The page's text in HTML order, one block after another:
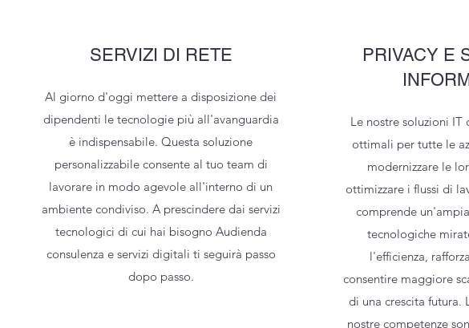
SERVIZI DI RETE
Al giorno d'oggi mettere a disposizione dei
dipendenti le tecnologie più all'avanguardia
è indispensabile. Questa soluzione
personalizzabile consente al tuo team di
lavorare in modo agevole all'interno di un
ambiente condiviso. A prescindere dai servizi
tecnologici di cui hai bisogno Audienda
consulenza e servizi digitali ti seguirà passo
dopo passo.
PRIVACY E
Le nostre soluzioni IT
ottimali per tutte le
modernizzare le
ottimizzare i flussi di
comprende
tecnologiche
l'efficienza,
consentire maggiore
di una crescita futura.
nostre competenze